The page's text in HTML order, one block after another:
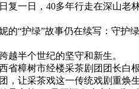
一日，40多年行走在深山老
“护绿”故事仍在续写：守护绿
半个世纪的坚守和新生。
樟树市经楼采茶剧团团长白根
，让采茶戏这一传统戏剧重焕生